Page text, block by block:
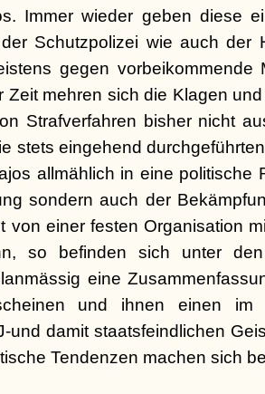
Immer wieder geben diese
Schutzpolizei wie auch der
gegen vorbeikommende
Zeit mehren sich die Klagen
Strafverfahren bisher nicht
stets eingehend
allmählich in eine politische
sondern auch der
von einer festen Organisation
so befinden sich unter
eine
und ihnen einen im
und damit staatsfeindlichen
Tendenzen machen sich